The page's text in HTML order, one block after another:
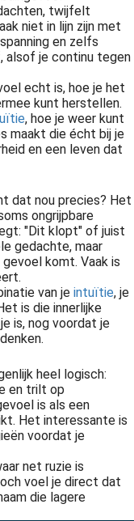
twijfelt
niet in lijn zijn met
en zelfs
alsof je continu tegen
echt is, hoe je het
kunt herstellen.
, hoe je weer kunt
maakt die écht bij je
en een leven dat
dat nou precies? Het
ongrijpbare
"Dit klopt" of juist
gedachte, maar
komt. Vaak is
van je intuïtie, je
is die innerlijke
is, nog voordat je
heel logisch:
en trilt op
is als een
Het interessante is
voordat je
net ruzie is
voel je direct dat
die lagere